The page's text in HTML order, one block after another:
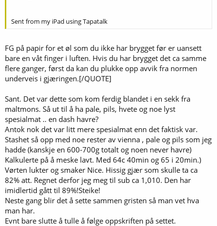
Sent from my iPad using Tapatalk
FG på papir for et øl som du ikke har brygget før er uansett
bare en våt finger i luften. Hvis du har brygget det ca samme
flere ganger, først da kan du plukke opp avvik fra normen
underveis i gjæringen.[/QUOTE]
Sant. Det var dette som kom ferdig blandet i en sekk fra
maltmons. Så ut til å ha pale, pils, hvete og noe lyst
spesialmat .. en dash havre?
Antok nok det var litt mere spesialmat enn det faktisk var.
Stashet så opp med noe rester av vienna , pale og pils som jeg
hadde (kanskje en 600-700g totalt og noen never havre)
Kalkulerte på å meske lavt. Med 64c 40min og 65 i 20min.)
Vørten lukter og smaker Nice. Hissig gjær som skulle ta ca
82% att. Regnet derfor jeg meg til sub ca 1,010. Den har
imidlertid gått til 89%!Steike!
Neste gang blir det å sette sammen gristen så man vet hva
man har.
Evnt bare slutte å tulle å følge oppskriften på settet.